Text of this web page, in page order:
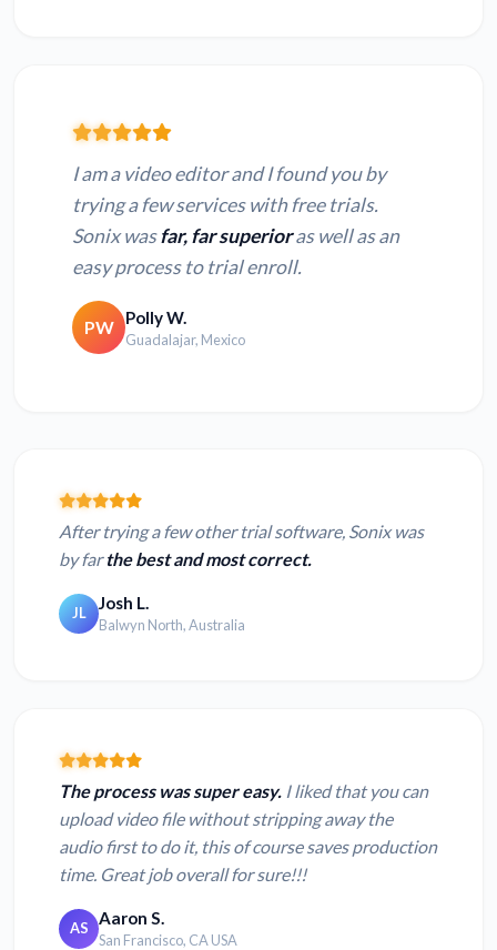
I am a video editor and I found you by
trying a few services with free trials.
Sonix wasfar, far superioras well as an
easy process to trial enroll.
PW Polly W.
Guadalajar, Mexico
After trying a few other trial software, Sonix was
by farthe best and most correct.
JL Josh L.
Balwyn North, Australia
The process was super easy. I liked that you can
upload video file without stripping away the
audio first to do it, this of course saves production
time. Great job overall for sure!!!
AS Aaron S.
San Francisco, CA USA